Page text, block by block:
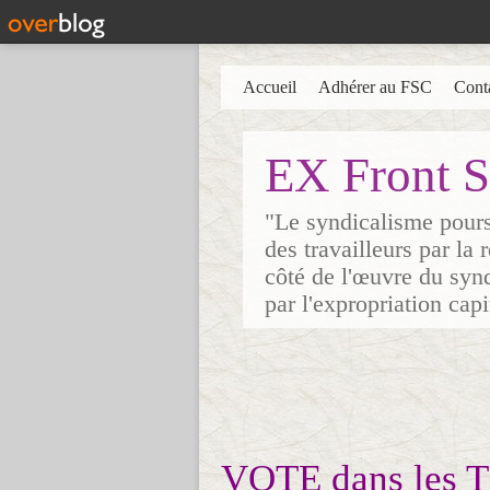
EX Front
"Le syndicalisme
des travailleurs par la
côté de l'œuvre du
par l'expropriation
Accueil Adhérer au FSC
VOTE dans les